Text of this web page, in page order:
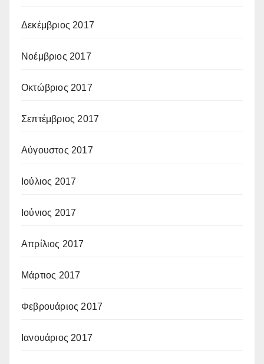
Δεκέμβριος 2017
Νοέμβριος 2017
Οκτώβριος 2017
Σεπτέμβριος 2017
Αύγουστος 2017
Ιούλιος 2017
Ιούνιος 2017
Απρίλιος 2017
Μάρτιος 2017
Φεβρουάριος 2017
Ιανουάριος 2017